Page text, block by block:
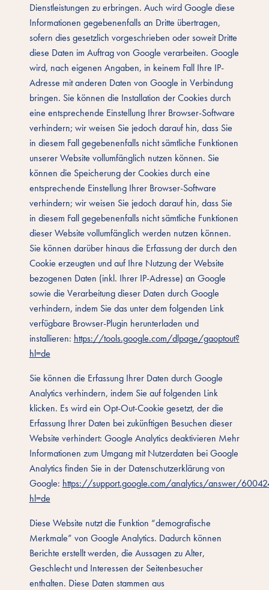
Dienstleistungen zu erbringen. Auch wird Google diese
Informationen gegebenenfalls an Dritte übertragen,
sofern dies gesetzlich vorgeschrieben oder soweit Dritte
diese Daten im Auftrag von Google verarbeiten. Google
wird, nach eigenen Angaben, in keinem Fall Ihre IP-
Adresse mit anderen Daten von Google in Verbindung
bringen. Sie können die Installation der Cookies durch
eine entsprechende Einstellung Ihrer Browser-Software
verhindern; wir weisen Sie jedoch darauf hin, dass Sie
in diesem Fall gegebenenfalls nicht sämtliche Funktionen
unserer Website vollumfänglich nutzen können. Sie
können die Speicherung der Cookies durch eine
entsprechende Einstellung Ihrer Browser-Software
verhindern; wir weisen Sie jedoch darauf hin, dass Sie
in diesem Fall gegebenenfalls nicht sämtliche Funktionen
dieser Website vollumfänglich werden nutzen können.
Sie können darüber hinaus die Erfassung der durch den
Cookie erzeugten und auf Ihre Nutzung der Website
bezogenen Daten (inkl. Ihrer IP-Adresse) an Google
sowie die Verarbeitung dieser Daten durch Google
verhindern, indem Sie das unter dem folgenden Link
verfügbare Browser-Plugin herunterladen und
installieren: https://tools.google.com/dlpage/gaoptout?
hl=de
Sie können die Erfassung Ihrer Daten durch Google
Analytics verhindern, indem Sie auf folgenden Link
klicken. Es wird ein Opt-Out-Cookie gesetzt, der die
Erfassung Ihrer Daten bei zukünftigen Besuchen dieser
Website verhindert: Google Analytics deaktivieren Mehr
Informationen zum Umgang mit Nutzerdaten bei Google
Analytics finden Sie in der Datenschutzerklärung von
Google: https://support.google.com/analytics/answer/
hl=de
Diese Website nutzt die Funktion “demografische
Merkmale” von Google Analytics. Dadurch können
Berichte erstellt werden, die Aussagen zu Alter,
Geschlecht und Interessen der Seitenbesucher
enthalten. Diese Daten stammen aus